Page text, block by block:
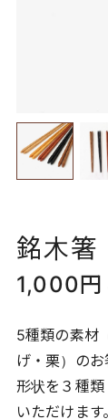
銘木箸
1,000円
5種類の素材
げ・栗）のお
形状を３種
いただけます。